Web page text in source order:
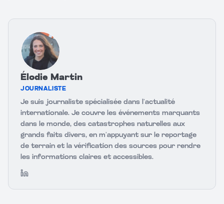
Élodie Martin
JOURNALISTE
Je suis journaliste spécialisée dans l’actualité
internationale. Je couvre les événements marquants
dans le monde, des catastrophes naturelles aux
grands faits divers, en m’appuyant sur le reportage
de terrain et la vérification des sources pour rendre
les informations claires et accessibles.